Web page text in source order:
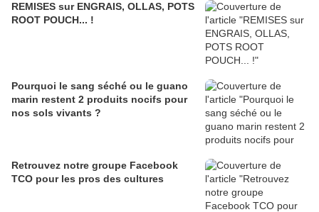
REMISES sur ENGRAIS, OLLAS, POTS
ROOT POUCH... !
Pourquoi le sang séché ou le guano
marin restent 2 produits nocifs pour
nos sols vivants ?
Retrouvez notre groupe Facebook
TCO pour les pros des cultures